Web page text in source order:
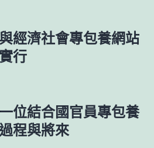
經濟社會專包養網站
行
位結合國官員專包養
程與將來